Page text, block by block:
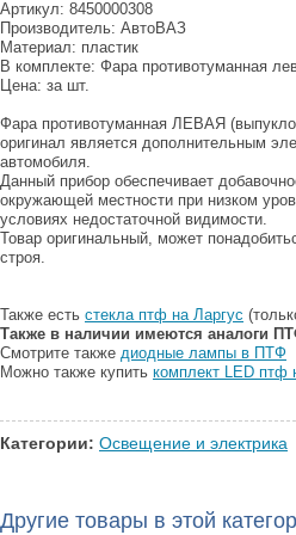
Артикул: 8450000308
Производитель: АвтоВАЗ
Материал: пластик
В комплекте: Фара противотуманная
Цена: за шт.
Фара противотуманная ЛЕВАЯ
оригинал является дополнительным
автомобиля.
Данный прибор обеспечивает
окружающей местности при низком
условиях недостаточной видимости.
Товар оригинальный, может
строя.
Также есть стекла птф на Ларгус
Также в наличии имеются аналоги
Смотрите также диодные лампы в ПТФ
Можно также купить комплект LED птф
Категории: Освещение и электрика
Другие товары в этой